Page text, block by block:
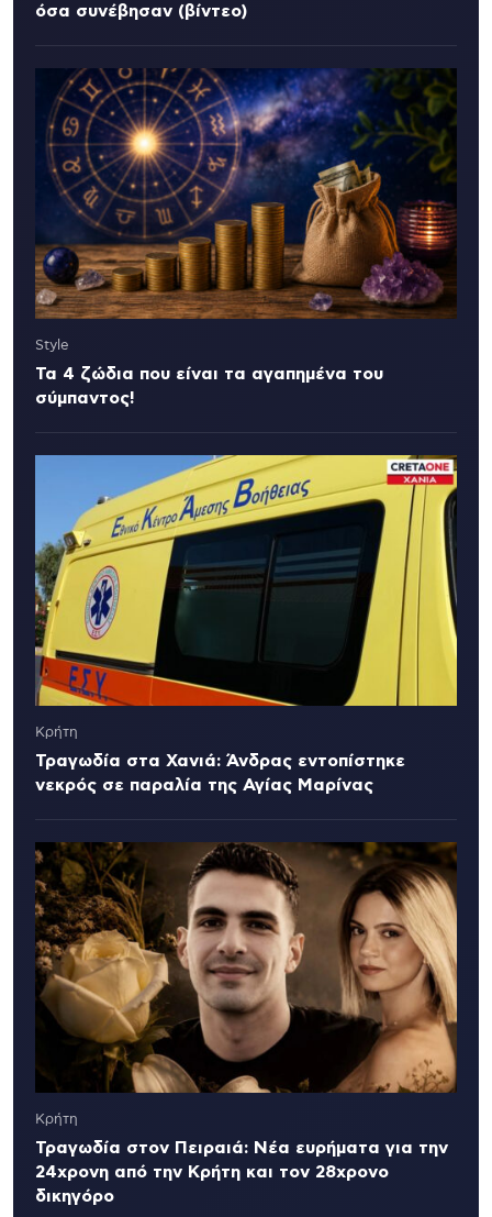
όσα συνέβησαν (βίντεο)
Style
Τα 4 ζώδια που είναι τα αγαπημένα του
σύμπαντος!
Κρήτη
Τραγωδία στα Χανιά: Άνδρας εντοπίστηκε
νεκρός σε παραλία της Αγίας Μαρίνας
Κρήτη
Τραγωδία στον Πειραιά: Νέα ευρήματα για την
24χρονη από την Κρήτη και τον 28χρονο
δικηγόρο